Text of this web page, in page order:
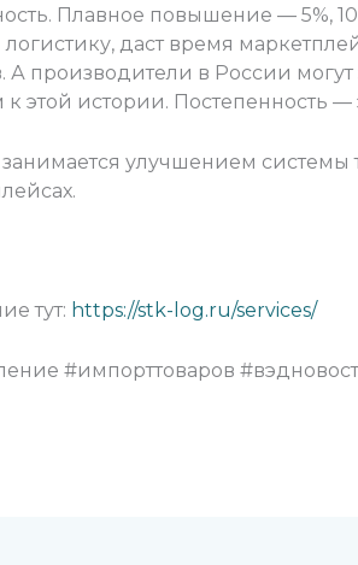
Плавное повышение — 5%,
даст время
в России могут
этой истории. Постепенность
улучшением системы
тут: https://stk-log.ru/services/
#импорттоваров